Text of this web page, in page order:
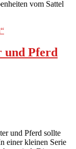
vom Sattel
und Pferd
und Pferd sollte
einer kleinen Serie